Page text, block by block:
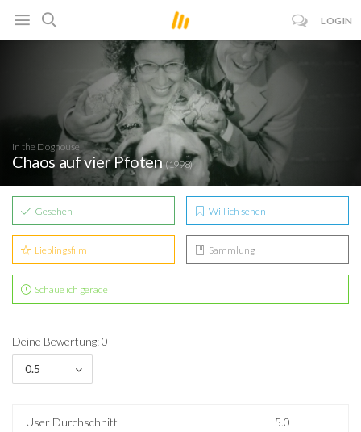
LOGIN
In the Doghouse
Chaos auf vier Pfoten(1998)
Gesehen Will ich sehen
Lieblingsfilm Sammlung
Schaue ich gerade
Deine Bewertung: 0
0.5
User Durchschnitt 5.0